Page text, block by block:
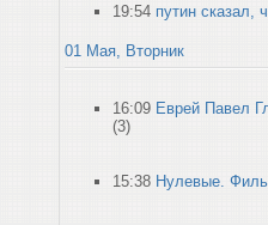
19:54 путин сказал,
01 Мая, Вторник
16:09 Еврей Павел
(3)
15:38 Нулевые.